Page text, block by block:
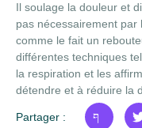
Il soulage la douleur et
pas nécessairement par
comme le fait un
différentes techniques
la respiration et les
détendre et à réduire la
Partager :